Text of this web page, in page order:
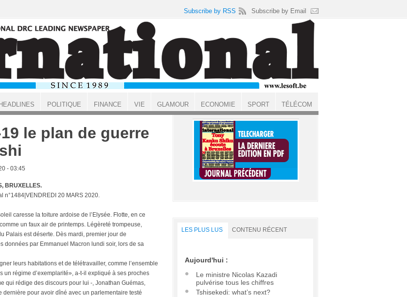
le plan de guerre
- 03:45
BRUXELLES.
n°1484|VENDREDI 20 MARS 2020.
caresse la toiture ardoise de l’Elysée. Flotte, en ce
un faux air de printemps. Légèreté trompeuse,
Palais est déserte. Dès mardi, premier jour de
données par Emmanuel Macron lundi soir, lors de sa
leurs habitations et de télétravailler, comme l’ensemble
régime d’exemplarité», a-t-il expliqué à ses proches
qui rédige des discours pour lui -, Jonathan Guémas,
pour avoir dîné avec un parlementaire testé
LES PLUS LUS CONTENU RÉCENT
Aujourd'hui :
Le ministre Nicolas Kazadi
pulvérise tous les chiffres
Tshisekedi: what’s next?
Subscribe by RSS Subscribe by Email
HEADLINES POLITIQUE FINANCE VIE GLAMOUR ECONOMIE SPORT TÉLÉCOM